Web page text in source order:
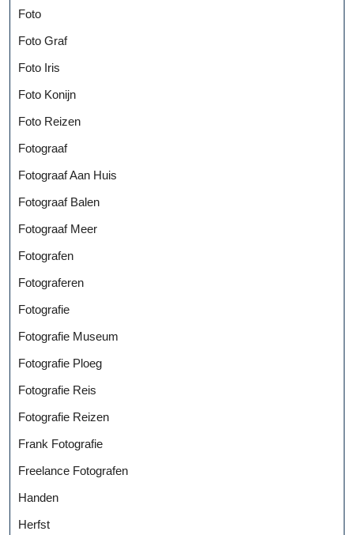
Foto
Foto Graf
Foto Iris
Foto Konijn
Foto Reizen
Fotograaf
Fotograaf Aan Huis
Fotograaf Balen
Fotograaf Meer
Fotografen
Fotograferen
Fotografie
Fotografie Museum
Fotografie Ploeg
Fotografie Reis
Fotografie Reizen
Frank Fotografie
Freelance Fotografen
Handen
Herfst